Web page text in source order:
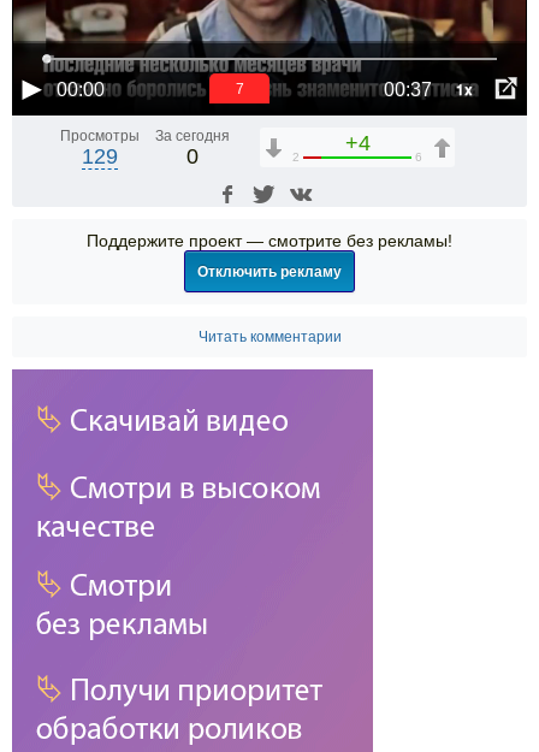
00:00 00:37 1x
6
Просмотры
129
За сегодня
0
+4
2 6
Поддержите проект — смотрите без рекламы!
Отключить рекламу
Читать комментарии